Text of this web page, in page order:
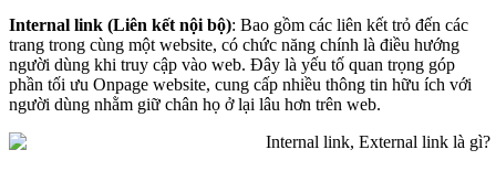
Internal link (Liên kết nội bộ): Bao gồm các liên kết trỏ đến các
trang trong cùng một website, có chức năng chính là điều hướng
người dùng khi truy cập vào web. Đây là yếu tố quan trọng góp
phần tối ưu Onpage website, cung cấp nhiều thông tin hữu ích với
người dùng nhằm giữ chân họ ở lại lâu hơn trên web.